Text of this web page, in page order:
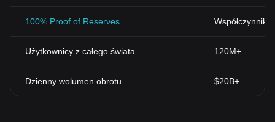
100% Proof of Reserves Współczynnik
Użytkownicy z całego świata 120M+
Dzienny wolumen obrotu $20B+